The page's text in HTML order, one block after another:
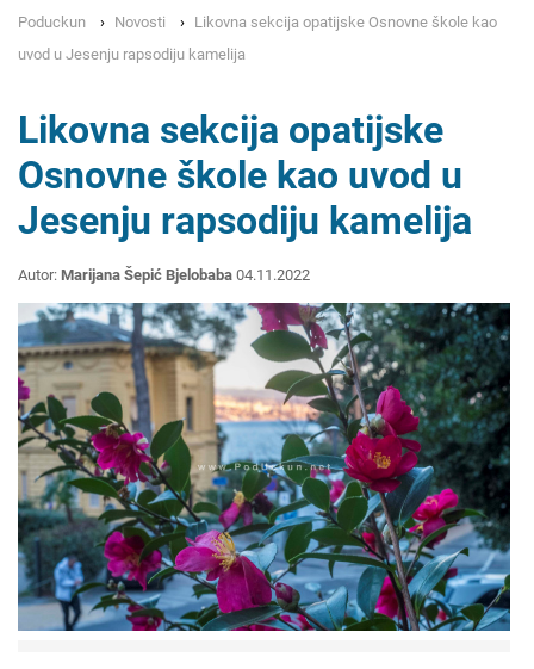
Poduckun Novosti
Likovna sekcija opatijske Osnovne škole kao
uvod u Jesenju rapsodiju kamelija
Likovna sekcija opatijske
Osnovne škole kao uvod u
Jesenju rapsodiju kamelija
Autor: Marijana Šepić Bjelobaba 04.11.2022